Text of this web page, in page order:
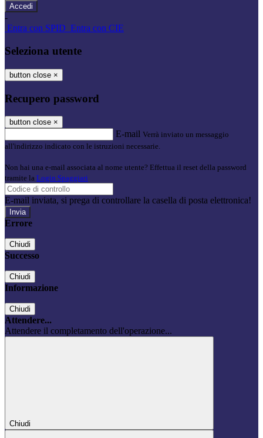
-
Entra con SPID Entra con CIE
Seleziona utente
button close ×
Recupero password
button close ×
E-mail Verrà inviato un messaggio
all'indirizzo indicato con le istruzioni necessarie.
Non hai una e-mail associata al nome utente? Effettua il reset della password
tramite la Login Spaggiari
E-mail inviata, si prega di controllare la casella di posta elettronica!
Errore
Chiudi
Successo
Chiudi
Informazione
Chiudi
Attendere...
Attendere il completamento dell'operazione...
Chiudi